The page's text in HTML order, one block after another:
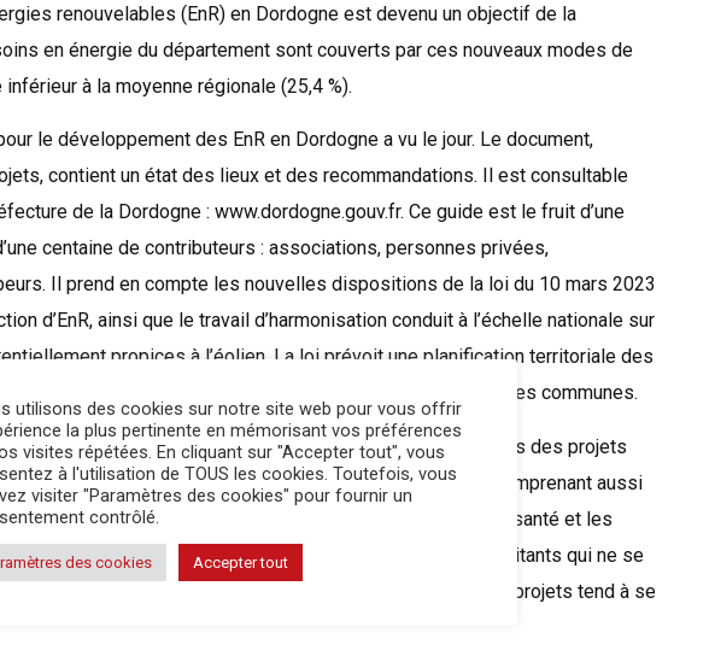
renouvelables (EnR) en Dordogne est devenu un objectif de la
en énergie du département sont couverts par ces nouveaux modes de
à la moyenne régionale (25,4 %).
le développement des EnR en Dordogne a vu le jour. Le document,
contient un état des lieux et des recommandations. Il est consultable
de la Dordogne : www.dordogne.gouv.fr. Ce guide est le fruit d’une
centaine de contributeurs : associations, personnes privées,
Il prend en compte les nouvelles dispositions de la loi du 10 mars 2023
d’EnR, ainsi que le travail d’harmonisation conduit à l’échelle nationale sur
propices à l’éolien. La loi prévoit une planification territoriale des
sur la définition de zones d’accélération à l’échelle des communes.
de chaque type d’énergie renouvelable. « Le succès des projets
en compte exemplaire des enjeux environnementaux, comprenant aussi
paysages, les risques naturels, ainsi que les effets sur la santé et les
mais aussi sur une concertation réussie avec les habitants qui ne se
publique », note le guide qui constate que l’opposition aux projets tend à se
utilisons des cookies sur notre site web pour vous offrir
la plus pertinente en mémorisant vos préférences
visites répétées. En cliquant sur "Accepter tout", vous
à l'utilisation de TOUS les cookies. Toutefois, vous
visiter "Paramètres des cookies" pour fournir un
contrôlé.
des cookies Accepter tout